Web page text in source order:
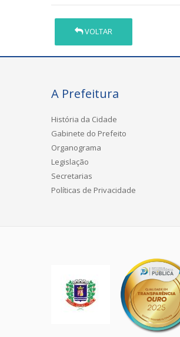
VOLTAR
A Prefeitura
História da Cidade
Gabinete do Prefeito
Organograma
Legislação
Secretarias
Políticas de Privacidade